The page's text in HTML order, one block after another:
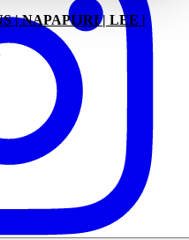
| NAPAPIJRI | LEE |